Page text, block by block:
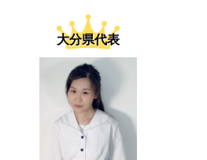
大分県代表